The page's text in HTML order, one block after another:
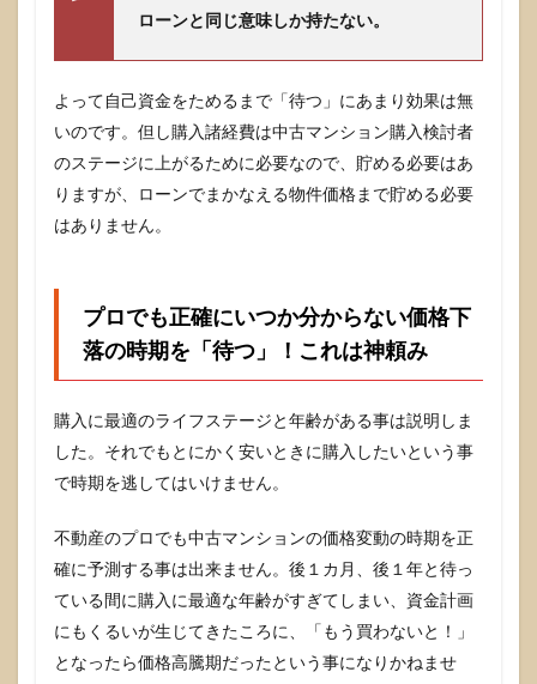
ローンと同じ意味しか持たない。
よって自己資金をためるまで「待つ」にあまり効果は無
いのです。但し購入諸経費は中古マンション購入検討者
のステージに上がるために必要なので、貯める必要はあ
りますが、ローンでまかなえる物件価格まで貯める必要
はありません。
プロでも正確にいつか分からない価格下
落の時期を「待つ」！これは神頼み
購入に最適のライフステージと年齢がある事は説明しま
した。それでもとにかく安いときに購入したいという事
で時期を逃してはいけません。
不動産のプロでも中古マンションの価格変動の時期を正
確に予測する事は出来ません。後１カ月、後１年と待っ
ている間に購入に最適な年齢がすぎてしまい、資金計画
にもくるいが生じてきたころに、「もう買わないと！」
となったら価格高騰期だったという事になりかねませ